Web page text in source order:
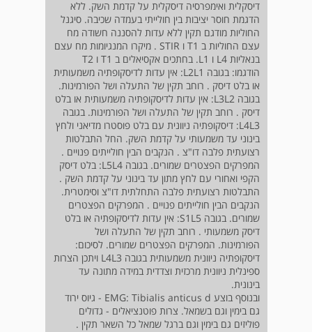
דיסקלית ואימפרסיה דיסקלית על קדמת השק. ללא
הדגמת חוסר יציבות בין חולייתי בעמדה שכיבה. סיגנל
החוליות מודגם תקין ללא עדות להסננה חשודה מח
עצם החוליות ב T1 ו STIR . מיקרו המנגיומות מח עצם
בנאליות L4 ו L1. בחתכים אקסיאלים ב T1 ו T2
הודגמו: בגובה L2­L1: אין עדות לדיסקופתיה משמעותית
או בלט דיסק . רוחב תקין של התעלה ושל הפורמינות.
בגובה L3­L2: אין עדות לדיסקופתיה משמעותית או בלט
דיסק . רוחב תקין של התעלה ושל הפורמינות. בגובה
L4­L3: דיסקופתיה ניוונית עם בלט פוסטרו מדיאני ולחץ
בינוני עד משמעותי על קדמת השק. החל התבלטות
רצועתית פלבה דו"צ . הנקבים הבין חולייתים פנויים .
המפרקים הפצטרים שמורים. בגובה L5­L4: בלט דיסק
הקפי ואחורי עם לחץ מתון עד בינוני על קדמת השק .
התבלטות רצועתית פלבה התחלתית דו"צ וסימטרית.
הנקבים הבין חולייתים פנויים . המפרקים הפצטרים
שמורים. בגובה S1­L5: אין עדות לדיסקופתיה או בלט
דיסק משמעותי . רוחב תקין של התעלה ושל
הפורמינות. המפרקים הפצטרים שמורים. לסיכום:
דיסקופתיה ניוונית משמעותית בגובה L4­L3 ויתכן הצרות
ספינלית ניוונית מרכזית וצדדית במידה מתונה עד
בינונית.
ובנוסף בוצע EMG: Tibialis anticus d - גיוס ירוד
גם בימין וגם בשמאל. צרות פוטנציאלים - גדולים
פוליזים גם בימין וגם ברגל שמאל כל השאר תקין .